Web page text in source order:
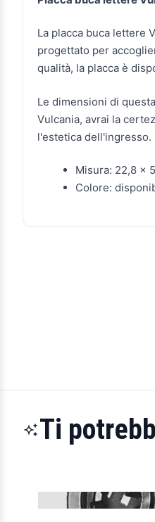
La placca buca lettere
progettato per
qualità, la placca è
Le dimensioni di
Vulcania, avrai la
l'estetica dell'ingresso.
Misura: 22,8 x
Colore:
Ti